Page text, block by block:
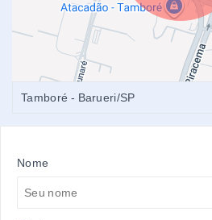
Tamboré - Barueri/SP
Nome